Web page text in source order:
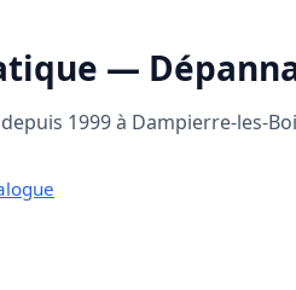
—
1999 à Dampierre-les-